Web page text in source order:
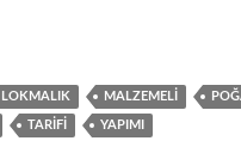
LOKMALIK MALZEMELI
TARIFI YAPIMI